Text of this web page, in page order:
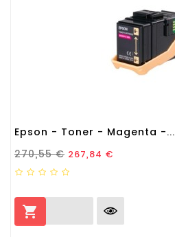
Epson - Toner - Magenta -...
Prezzo Standard
270,55 € Prezzo
267,84 €
